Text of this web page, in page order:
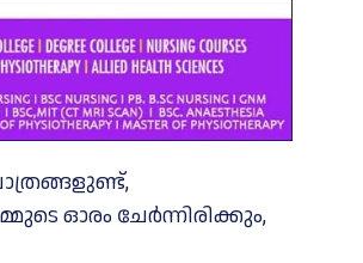
ഓരം ചേർന്നിരിക്കും,